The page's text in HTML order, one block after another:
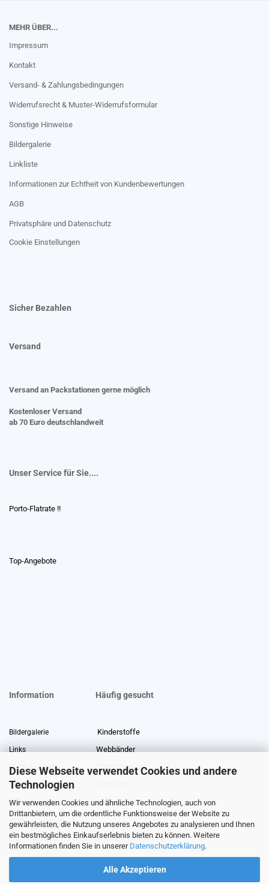
Diese Webseite verwendet Cookies und andere
Technologien
Wir verwenden Cookies und ähnliche Technologien, auch von
Drittanbietern, um die ordentliche Funktionsweise der Website zu
gewährleisten, die Nutzung unseres Angebotes zu analysieren und Ihnen
ein bestmögliches Einkaufserlebnis bieten zu können. Weitere
Informationen finden Sie in unserer Datenschutzerklärung.
Alle Akzeptieren
MEHR ÜBER...
Impressum
Kontakt
Versand- & Zahlungsbedingungen
Widerrufsrecht & Muster-Widerrufsformular
Sonstige Hinweise
Bildergalerie
Linkliste
Informationen zur Echtheit von Kundenbewertungen
AGB
Privatsphäre und Datenschutz
Cookie Einstellungen
Sicher Bezahlen
Versand
Versand an Packstationen gerne möglich
Kostenloser Versand
ab 70 Euro deutschlandweit
Unser Service für Sie....
Porto-Flatrate !!
Top-Angebote
Information Häufig gesucht
Bildergalerie Kinderstoffe
Links Webbänder
Stoffe Lexikon Stoffreste
Über uns
Gewerberabatt Meterware
Stoffe auf Rechnung
Information zur Echtheit von Kundenbewertungen